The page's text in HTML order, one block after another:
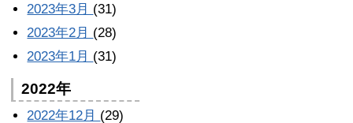
2023年3月 (31)
2023年2月 (28)
2023年1月 (31)
2022年
2022年12月 (29)